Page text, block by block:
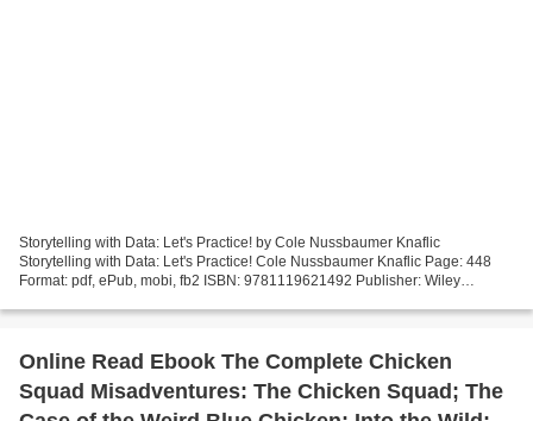
Storytelling with Data: Let's Practice! by Cole Nussbaumer Knaflic
Storytelling with Data: Let's Practice! Cole Nussbaumer Knaflic Page: 448
Format: pdf, ePub, mobi, fb2 ISBN: 9781119621492 Publisher: Wiley
Online Read Ebook The Complete Chicken
Squad Misadventures: The Chicken Squad; The